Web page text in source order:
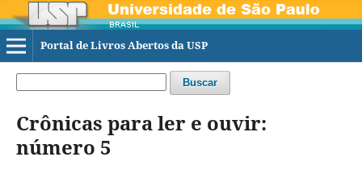
Portal de Livros Abertos da USP
Buscar
Crônicas para ler e ouvir:
número 5